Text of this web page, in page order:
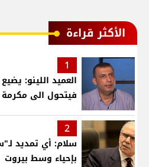
الأكثر قراءة
1
العميد اللينو:
فيتحول الى مكرمة
2
سلام: أي تمديد
بإحياء وسط بيروت